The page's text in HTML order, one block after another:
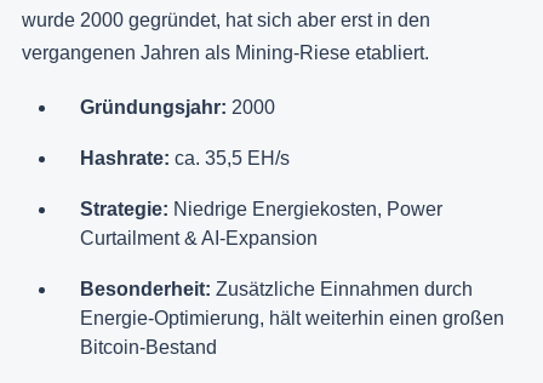
wurde 2000 gegründet, hat sich aber erst in den
vergangenen Jahren als Mining-Riese etabliert.
Gründungsjahr: 2000
Hashrate: ca. 35,5 EH/s
Strategie: Niedrige Energiekosten, Power
Curtailment & AI-Expansion
Besonderheit: Zusätzliche Einnahmen durch
Energie-Optimierung, hält weiterhin einen großen
Bitcoin-Bestand